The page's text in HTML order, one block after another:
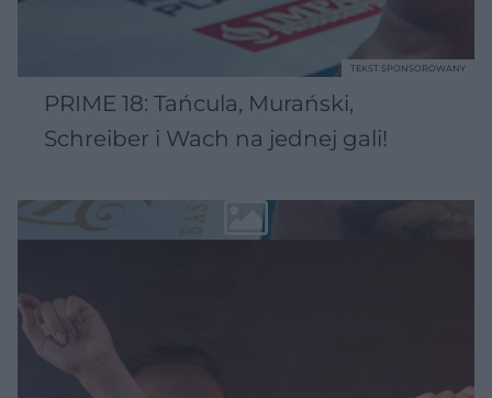
PRIME 18: Tańcula, Murański,
Schreiber i Wach na jednej gali!
TEKST SPONSOROWANY